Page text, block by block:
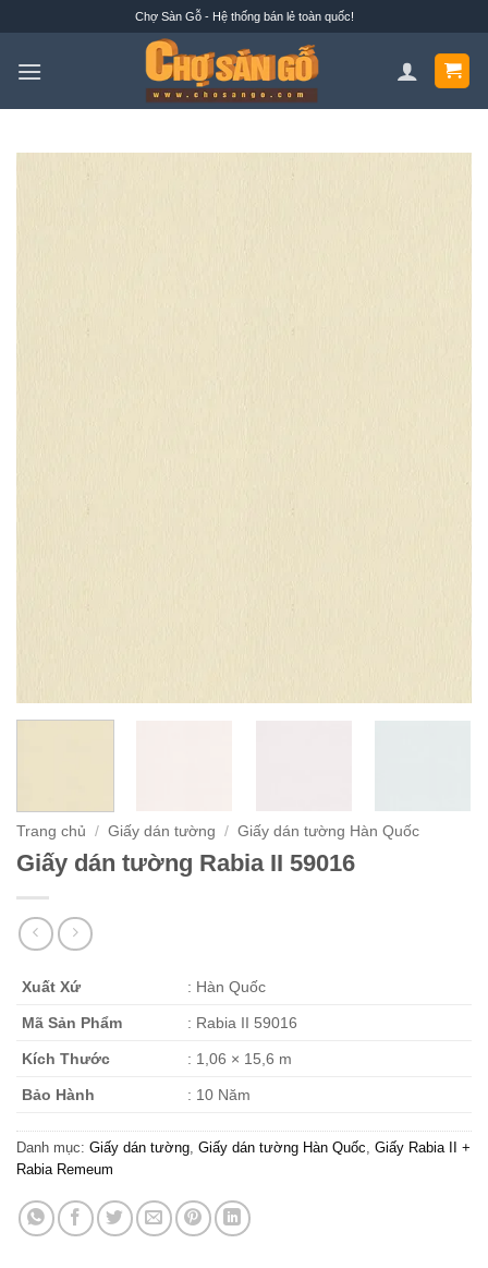
nội
Chợ Sàn Gỗ - Hệ thống bán lẻ toàn quốc!
Trang chủ / Giấy dán tường / Giấy dán tường Hàn Quốc
Giấy dán tường Rabia II 59016
Xuất Xứ : Hàn Quốc
Mã Sản Phẩm : Rabia II 59016
Kích Thước : 1,06 × 15,6 m
Bảo Hành : 10 Năm
Danh mục: Giấy dán tường, Giấy dán tường Hàn Quốc, Giấy Rabia II +
Rabia Remeum